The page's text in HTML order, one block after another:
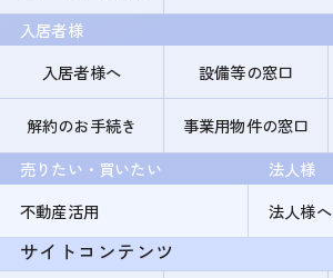
入居者様
入居者様へ
設備等の窓口
解約のお手続き
事業用物件の窓口
売りたい・買いたい
不動産活用
法人様
法人様へ
サイトコンテンツ